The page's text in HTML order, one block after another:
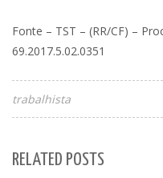
Fonte – TST – (RR/CF) –
69.2017.5.02.0351
trabalhista
RELATED POSTS